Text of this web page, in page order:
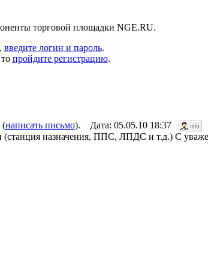
торговой площадки NGE.RU.
введите логин и пароль.
пройдите регистрацию.
(написать письмо). Дата: 05.05.10 18:37
(станция назначения, ППС, ЛПДС и т.д.) С